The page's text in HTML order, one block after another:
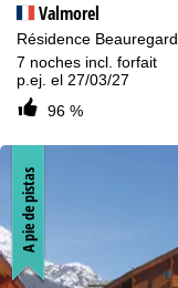
Valmorel
Résidence Beauregard
7 noches incl. forfait
p.ej. el 27/03/27
96 %
A pie de pistas